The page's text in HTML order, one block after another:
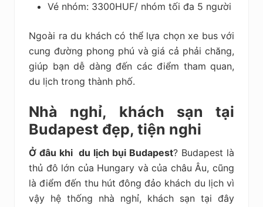
Vé nhóm: 3300HUF/ nhóm tối đa 5 người
Ngoài ra du khách có thể lựa chọn xe bus với
cung đường phong phú và giá cả phải chăng,
giúp bạn dễ dàng đến các điểm tham quan,
du lịch trong thành phố.
Nhà nghỉ, khách sạn tại
Budapest đẹp, tiện nghi
Ở đâu khi du lịch bụi Budapest? Budapest là
thủ đô lớn của Hungary và của châu Âu, cũng
là điểm đến thu hút đông đảo khách du lịch vì
vậy hệ thống nhà nghỉ, khách sạn tại đây